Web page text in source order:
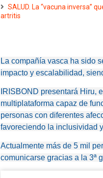
SALUD. La “vacuna inversa”
artritis
La compañía vasca ha sido
impacto y escalabilidad,
IRISBOND presentará Hiru,
multiplataforma capaz de
personas con diferentes
favoreciendo la inclusividad
Actualmente más de 5 mil
comunicarse gracias a la 3ª